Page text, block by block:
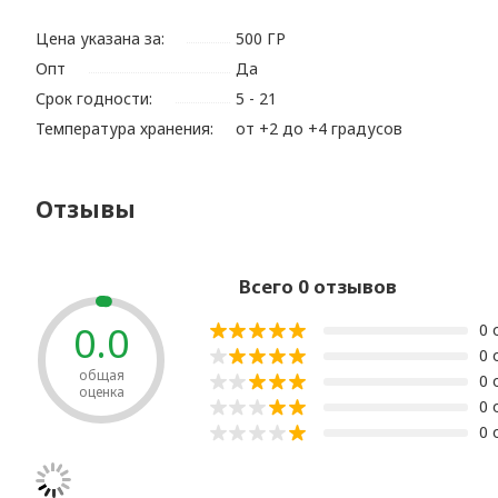
Цена указана за:
500 ГР
Опт
Да
Срок годности:
5 - 21
Температура хранения:
от +2 до +4 градусов
Отзывы
0.0
общая
оценка
Всего 0 отзывов
0
0
0
0
0